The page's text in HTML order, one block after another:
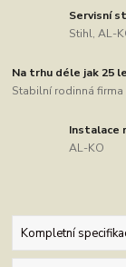
Servisní
Stihl, AL-
Na trhu déle jak 25
Stabilní rodinná firma
Instalace
AL-KO
Kompletní